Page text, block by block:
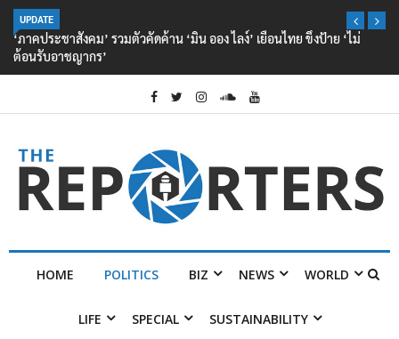
UPDATE
‘ภาคประชาสังคม’ รวมตัวคัดค้าน ‘มิน ออง ไลง์’ เยือนไทย ขึงป้าย ‘ไม่
ต้อนรับอาชญากร’
HOME POLITICS BIZ NEWS WORLD
LIFE SPECIAL SUSTAINABILITY